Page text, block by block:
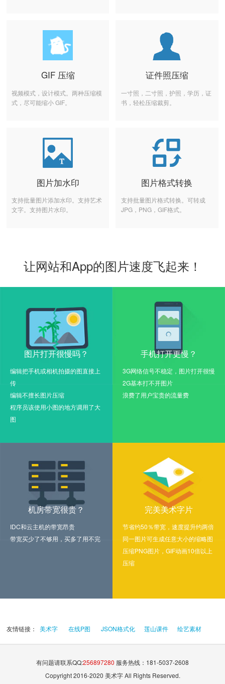
GIF 压缩
视频模式，设计模式。两种压缩模
式，尽可能缩小 GIF。
证件照压缩
一寸照，二寸照，护照，学历，证
书，轻松压缩裁剪。
图片加水印
支持批量图片添加水印。支持艺术
文字。支持图片水印。
图片格式转换
支持批量图片格式转换。可转成
JPG，PNG，GIF格式。
让网站和App的图片速度飞起来！
图片打开很慢吗？
编辑把手机或相机拍摄的图直接上
传
编辑不擅长图片压缩
程序员该使用小图的地方调用了大
图
手机打开更慢？
3G网络信号不稳定，图片打开很慢
2G基本打不开图片
浪费了用户宝贵的流量费
机房带宽很贵？
IDC和云主机的带宽昂贵
带宽买少了不够用，买多了用不完
完美美术字片
节省约50％带宽，速度提升约两倍
同一图片可生成任意大小的缩略图
压缩PNG图片，GIF动画10倍以上
压缩
友情链接：美术字 在线P图 JSON格式化 莲山课件 绘艺素材
有问题请联系QQ:256897280 服务热线：181-5037-2608
Copyright 2016-2020 美术字 All Rights Reserved.